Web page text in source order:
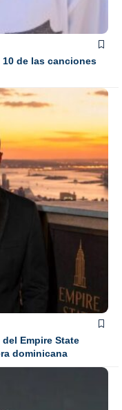
10 de las canciones
Empire State
dominicana